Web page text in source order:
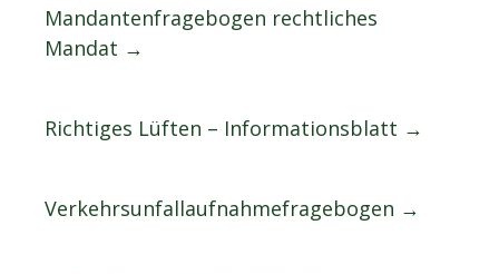
Mandantenfragebogen rechtliches
Mandat →
Richtiges Lüften – Informationsblatt →
Verkehrsunfallaufnahmefragebogen →